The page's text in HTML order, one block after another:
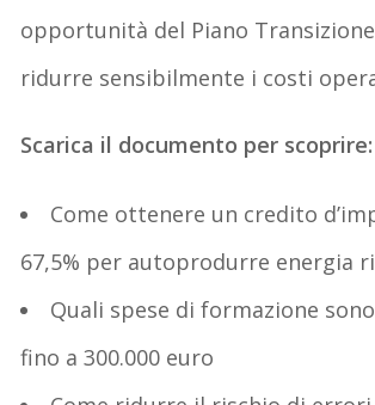
opportunità del Piano Transizione
ridurre sensibilmente i costi
Scarica il documento per scoprire:
Come ottenere un credito
67,5% per autoprodurre energia
Quali spese di formazione
fino a 300.000 euro